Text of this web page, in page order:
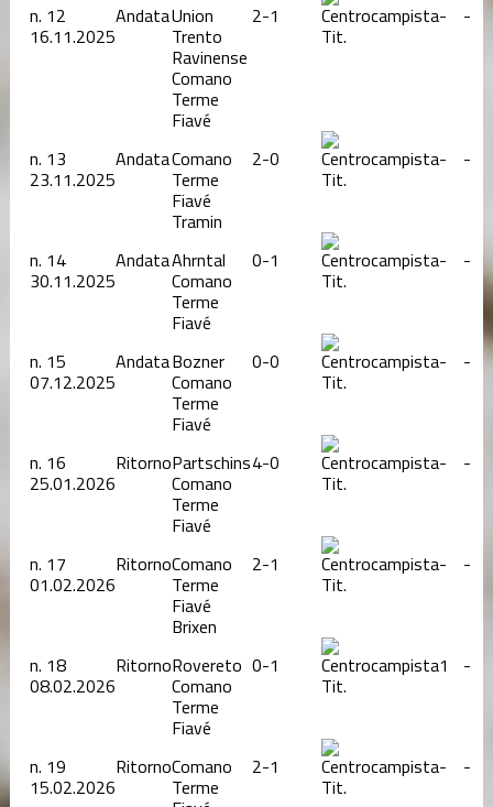
n. 12
16.11.2025
AndataUnion
Trento
Ravinense
Comano
Terme
Fiavé
2-1
Tit.
- -
n. 13
23.11.2025
AndataComano
Terme
Fiavé
Tramin
2-0
Tit.
- -
n. 14
30.11.2025
AndataAhrntal
Comano
Terme
Fiavé
0-1
Tit.
- -
n. 15
07.12.2025
AndataBozner
Comano
Terme
Fiavé
0-0
Tit.
- -
n. 16
25.01.2026
RitornoPartschins
Comano
Terme
Fiavé
4-0
Tit.
- -
n. 17
01.02.2026
RitornoComano
Terme
Fiavé
Brixen
2-1
Tit.
- -
n. 18
08.02.2026
RitornoRovereto
Comano
Terme
Fiavé
0-1
Tit.
1 -
n. 19
15.02.2026
RitornoComano
Terme
2-1
Tit.
- -